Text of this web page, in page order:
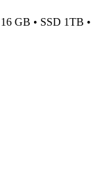
GB • SSD 1TB •